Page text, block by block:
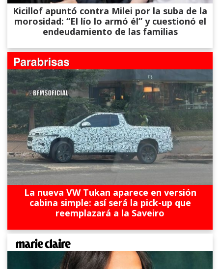
Kicillof apuntó contra Milei por la suba de la
morosidad: “El lío lo armó él” y cuestionó el
endeudamiento de las familias
La nueva VW Tukan aparece en versión
cabina simple: así será la pick-up que
reemplazará a la Saveiro